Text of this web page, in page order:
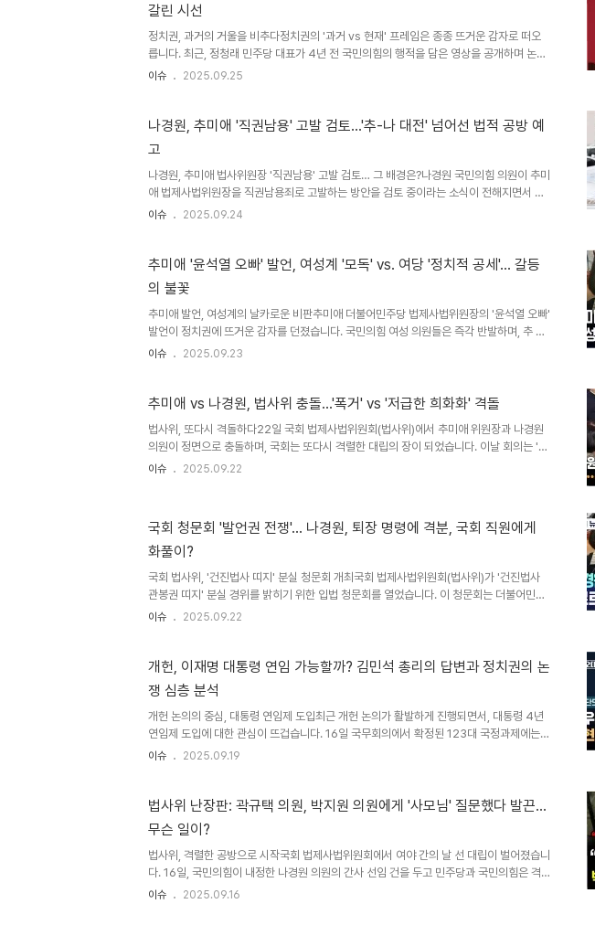
추진하는 것에 대해 부적절하다는 입장을 밝혔습니다. 그는 5부 요인에 해당하는 대법원
장..
갈린 시선
정치권, 과거의 거울을 비추다정치권의 '과거 vs 현재' 프레임은 종종 뜨거운 감자로 떠오
릅니다. 최근, 정청래 민주당 대표가 4년 전 국민의힘의 행적을 담은 영상을 공개하며 논쟁
의 불을 지폈습니다. 당시 국민의힘이 김명수 대법원장에게 사퇴를 요구했던 상황을 상기시
수 있는 전략입니다. 과거의 사례를 통해 현재의 주장을 반박하고, 상대방의 논리를 무너뜨
검과 같아서, 자칫하면 역풍을 맞을 수도 있습니다. 정청래, 4년 전 영상을 소환하다정청
래..
이슈 2025.09.25
나경원, 추미애 '직권남용' 고발 검토…'추-나 대전' 넘어선 법적 공방 예
고
나경원, 추미애 법사위원장 '직권남용' 고발 검토… 그 배경은?나경원 국민의힘 의원이 추미
애 법제사법위원장을 직권남용죄로 고발하는 방안을 검토 중이라는 소식이 전해지면서 정
치권에 파장이 일고 있습니다. 24일, 나 의원은 국회 법사위 운영과 관련하여 기자간담회
고 있습니다. 나경원 의원은 “법사위원장으로서 권한을 남용해 다른 의원들의 발언, 토론을
방해했기 때문에 직권남용죄에 명백히 해당한다고 본다”고 강하게 비판했습니다. 나경원,
'의회 독재' 비판하며 강경 대응 예고나 의원은 추 위원장의 행태를 ‘의회 독재’로 규정하며,
..
이슈 2025.09.24
추미애 '윤석열 오빠' 발언, 여성계 '모독' vs. 여당 '정치적 공세'… 갈등
의 불꽃
추미애 발언, 여성계의 날카로운 비판추미애 더불어민주당 법제사법위원장의 '윤석열 오빠'
발언이 정치권에 뜨거운 감자를 던졌습니다. 국민의힘 여성 의원들은 즉각 반발하며, 추 위
원장의 사퇴를 강력하게 요구했습니다. 이들은 추 위원장의 발언이 '여성 전체를 모독하는
존엄성을 훼손했다는 점에서 심각한 문제로 인식되고 있습니다. 국민의힘 여성 의원들의 강
은 국회 소통관에서 기자회견을 열고 추 위원장의 발언을 규탄했습니다. 이들은 추 위원장
의 발..
이슈 2025.09.23
추미애 vs 나경원, 법사위 충돌…'폭거' vs '저급한 희화화' 격돌
법사위, 또다시 격돌하다22일 국회 법제사법위원회(법사위)에서 추미애 위원장과 나경원
의원이 정면으로 충돌하며, 국회는 또다시 격렬한 대립의 장이 되었습니다. 이날 회의는 '건
진법사 관봉권 띠지' 분실 관련 검찰개혁 입법청문회로 시작될 예정이었으나, 여야 간의 갈
과 야당 의원들의 발언권 제한을 '국회 선진화법 위반'으로 규정하며, 추 위원장의 일방적인
회의 진행을 지적했습니다. 또한, 나 의원은 추 위원장이 자신에게 한 발언을 '선 넘은..
이슈 2025.09.22
국회 청문회 '발언권 전쟁'… 나경원, 퇴장 명령에 격분, 국회 직원에게
화풀이?
국회 법사위, '건진법사 띠지' 분실 청문회 개최국회 법제사법위원회(법사위)가 '건진법사
관봉권 띠지' 분실 경위를 밝히기 위한 입법 청문회를 열었습니다. 이 청문회는 더불어민주
당의 주도로, 지난 5일 법안심사1소위원회에 이어 전체회의에서 다시 열렸습니다. 추미애
를 얻기 위해 추미애 법사위원장과 날카롭게 대립했습니다. 나 의원은 '의사 협조'를 하려
한다고 주장했지만, 추 위원장은 전현희 의원에게 발언권이 주어졌음에도 나 의원이 이를
방해한다고 지적했습니다. 이 과정에서 나 의원은 위원장석을 점거하는 등 회의 진행을 방
해하는 ..
이슈 2025.09.22
개헌, 이재명 대통령 연임 가능할까? 김민석 총리의 답변과 정치권의 논
쟁 심층 분석
개헌 논의의 중심, 대통령 연임제 도입최근 개헌 논의가 활발하게 진행되면서, 대통령 4년
연임제 도입에 대한 관심이 뜨겁습니다. 16일 국무회의에서 확정된 123대 국정과제에는
4년 연임제 및 결선투표제 도입을 포함한 권력구조 개편 방안이 명시되었습니다. 이는 대
니다. 과연 헌법 개정이 이루어질 경우, 이재명 대통령에게도 연임의 기회가 주어질 수 있을
까요? 이 질문에 대한 답변은 정치권의 뜨거운 감자로 떠올랐습니다. 김민석 총리의 답변:
헌법 원칙에 따른 해석18일 국회 본회의 대정부 질문에서, 국민의힘 나경원 의원은 이재명
대통..
이슈 2025.09.19
법사위 난장판: 곽규택 의원, 박지원 의원에게 '사모님' 질문했다 발끈…
무슨 일이?
법사위, 격렬한 공방으로 시작국회 법제사법위원회에서 여야 간의 날 선 대립이 벌어졌습니
다. 16일, 국민의힘이 내정한 나경원 의원의 간사 선임 건을 두고 민주당과 국민의힘은 격
렬하게 충돌했습니다. 이는 국회 관례를 무시한다는 비판과, 받아들일 수 없다는 반박으로
이슈 2025.09.16